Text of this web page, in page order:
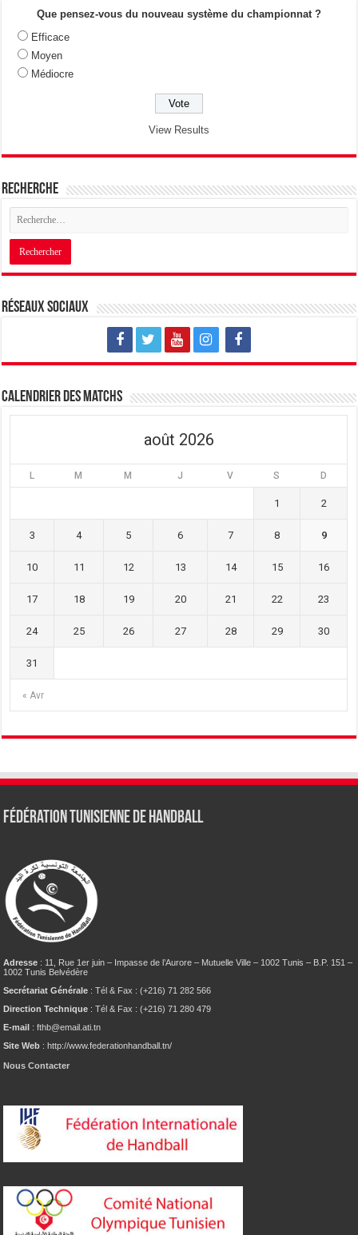
Que pensez-vous du nouveau système du championnat ?
Efficace
Moyen
Médiocre
View Results
Recherche
Réseaux sociaux
Calendrier des matchs
août 2026
L M M J V S D
« Avr
1 2
3 4 5 6 7 8 9
10 11 12 13 14 15 16
17 18 19 20 21 22 23
24 25 26 27 28 29 30
31
Fédération tunisienne de Handball
Adresse : 11, Rue 1er juin – Impasse de l’Aurore – Mutuelle Ville – 1002 Tunis – B.P. 151 –
1002 Tunis Belvédère
Secrétariat Générale : Tél & Fax : (+216) 71 282 566
Direction Technique : Tél & Fax : (+216) 71 280 479
E-mail : fthb@email.ati.tn
Site Web : http://www.federationhandball.tn/
Nous Contacter